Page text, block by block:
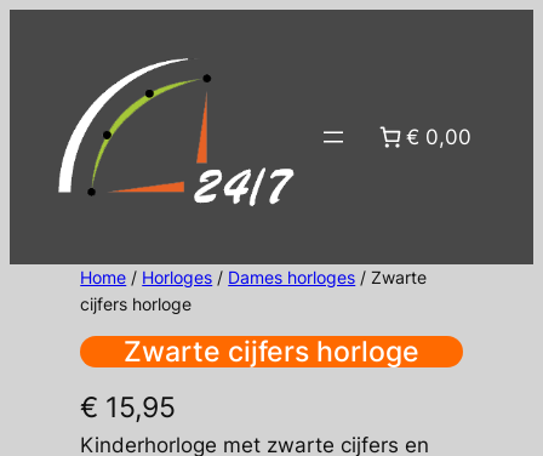
€ 0,00
Home / Horloges / Dames horloges / Zwarte
cijfers horloge
Zwarte cijfers horloge
€ 15,95
Kinderhorloge met zwarte cijfers en